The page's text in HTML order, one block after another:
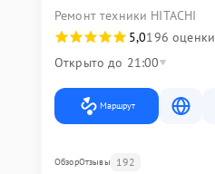
Ремонт техники HITACHI
5,0196 оценки
Открыто до 21:00
Маршрут
ОбзорОтзывы 192